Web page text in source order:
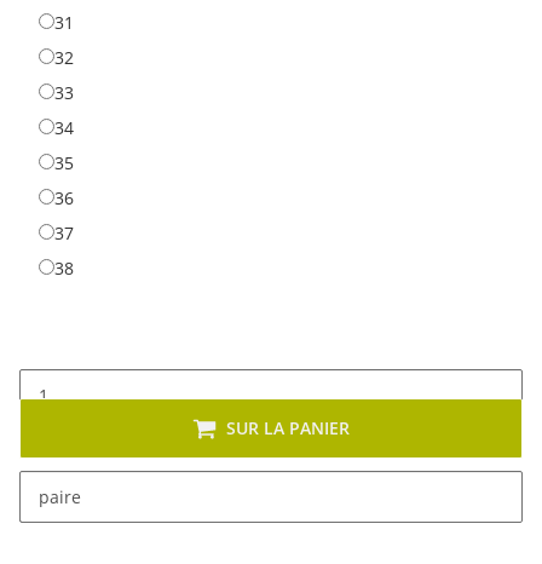
31
32
3333
3434
3535
3636
3737
3838
paire
SUR LA PANIER
Cet article se décline en plusieurs variantes. Veuillez
sélectionner la variante de votre choix.